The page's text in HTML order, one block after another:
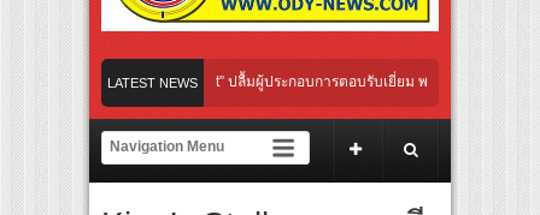
LATEST NEWS
Give & Go East” ปลื้มผู้ประกอบการตอบรับเยี่ยม พร้อมต่อยอดขายแพ็กเกจ
งกล้ามแข่งวาบหวิวประชัน “แฟรงค์ ธนัตถ์ศรันย์” ทำยอดใน NUUI Starathon 8.8 วันที่ 2
Cultural Communication Night” สุดยิ่งใหญ่ ณ กรุงเทพฯ ขนทัพศิลปินชั้นนำ พร้อมก